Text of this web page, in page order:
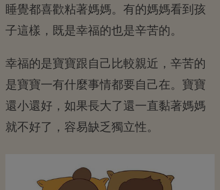
睡覺都喜歡粘著媽媽。有的媽媽看到孩
子這樣，既是幸福的也是辛苦的。
幸福的是寶寶跟自己比較親近，辛苦的
是寶寶一有什麼事情都要自己在。寶寶
還小還好，如果長大了還一直黏著媽媽
就不好了，容易缺乏獨立性。